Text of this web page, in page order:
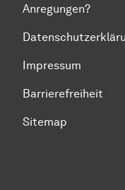
Anregungen?
Impressum
Barrierefreiheit
Sitemap